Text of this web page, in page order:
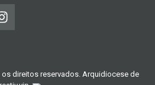
direitos reservados. Arquidiocese de